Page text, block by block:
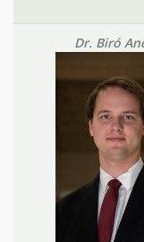
Dr. Biró